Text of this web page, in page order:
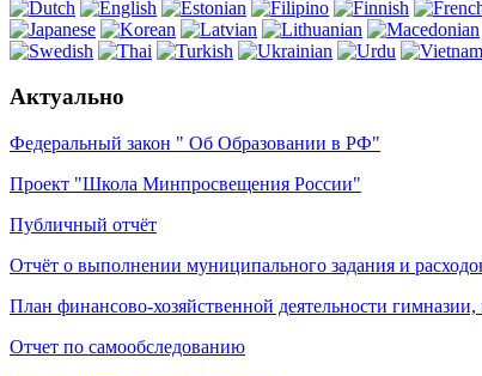
Актуально
Федеральный закон " Об Образовании в РФ"
Проект "Школа Минпросвещения России"
Публичный отчёт
Отчёт о выполнении муниципального задания и
План финансово-хозяйственной деятельности
Отчет по самообследованию